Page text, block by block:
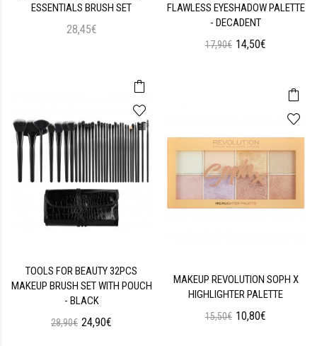
ESSENTIALS BRUSH SET
28,45€
TOOLS FOR BEAUTY 32PCS
MAKEUP BRUSH SET WITH POUCH
- BLACK
28,90€ 24,90€
FLAWLESS EYESHADOW PALETTE
- DECADENT
17,90€ 14,50€
MAKEUP REVOLUTION SOPH X
HIGHLIGHTER PALETTE
15,50€ 10,80€